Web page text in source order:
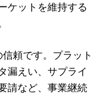
ケットを維持する
頼です。プラット
漏えい、サプライ
請など、事業継続